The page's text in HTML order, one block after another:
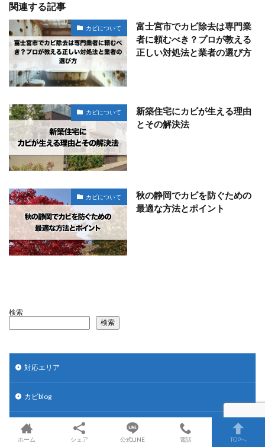
関連する記事
カビについて
富士宮市でカビ除去は専門業
者に頼むべき？プロが教える
正しい対処法と業者の選び方
カビについて
新築住宅にカビが生える理由
とその解決法
カビについて
秋の静岡でカビを防ぐための
最適な方法とポイント
検索
検索
対応エリア
カビblog
お客様の声
ホーム シェア 公式LINE 電話 TOPへ